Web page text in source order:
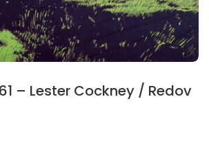
view
– Lester Cockney / Redov